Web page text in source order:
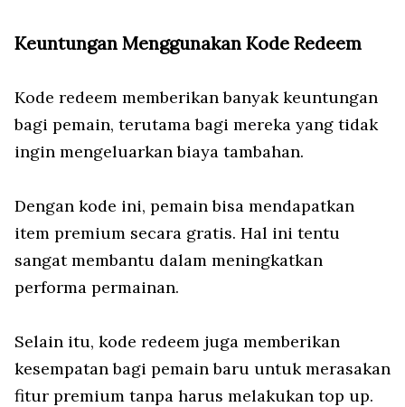
Keuntungan Menggunakan Kode Redeem
Kode redeem memberikan banyak keuntungan
bagi pemain, terutama bagi mereka yang tidak
ingin mengeluarkan biaya tambahan.
Dengan kode ini, pemain bisa mendapatkan
item premium secara gratis. Hal ini tentu
sangat membantu dalam meningkatkan
performa permainan.
Selain itu, kode redeem juga memberikan
kesempatan bagi pemain baru untuk merasakan
fitur premium tanpa harus melakukan top up.